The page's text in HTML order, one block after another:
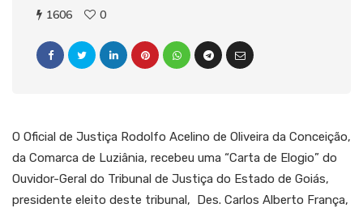
1606 0
O Oficial de Justiça Rodolfo Acelino de Oliveira da Conceição,
da Comarca de Luziânia, recebeu uma “Carta de Elogio” do
Ouvidor-Geral do Tribunal de Justiça do Estado de Goiás,
presidente eleito deste tribunal, Des. Carlos Alberto França,